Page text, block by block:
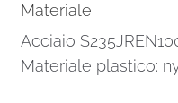
Materiale
Acciaio
Materiale plastico: